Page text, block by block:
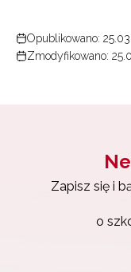
Opublikowano:
Zmodyfikowano:
Zapisz się i
o